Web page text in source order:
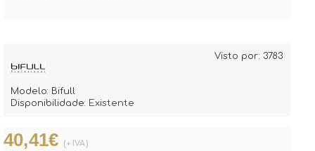
Visto por: 3783
Modelo: Bifull
Disponibilidade: Existente
40,41€ (+ IVA)